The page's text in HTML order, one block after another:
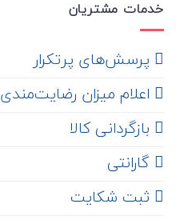
خدمات مشتریان
‌ پرسش‌های پرتکرار
اعلام میزان رضایت‌مندی
‌ بازگردانی کالا
گارانتی
ثبت شکایت